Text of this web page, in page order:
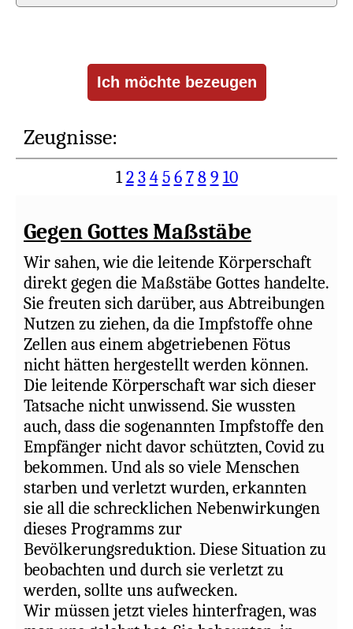
Zeugnisse:
12 3 4 5 6 7 8 9 10
Gegen Gottes Maßstäbe
Wir sahen, wie die leitende Körperschaft
direkt gegen die Maßstäbe Gottes handelte.
Sie freuten sich darüber, aus Abtreibungen
Nutzen zu ziehen, da die Impfstoffe ohne
Zellen aus einem abgetriebenen Fötus
nicht hätten hergestellt werden können.
Die leitende Körperschaft war sich dieser
Tatsache nicht unwissend. Sie wussten
auch, dass die sogenannten Impfstoffe den
Empfänger nicht davor schützten, Covid zu
bekommen. Und als so viele Menschen
starben und verletzt wurden, erkannten
sie all die schrecklichen Nebenwirkungen
dieses Programms zur
Bevölkerungsreduktion. Diese Situation zu
beobachten und durch sie verletzt zu
werden, sollte uns aufwecken.
Wir müssen jetzt vieles hinterfragen, was